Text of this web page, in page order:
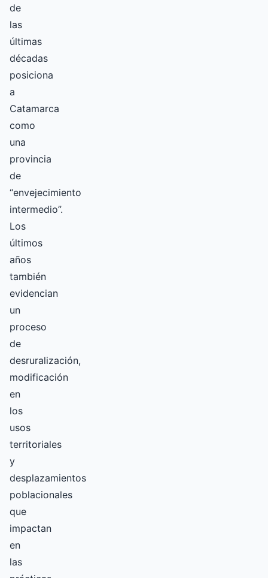
de
las
últimas
décadas
posiciona
a
Catamarca
como
una
provincia
de
“envejecimiento
intermedio”.
Los
últimos
años
también
evidencian
un
proceso
de
desruralización,
modificación
en
los
usos
territoriales
y
desplazamientos
poblacionales
que
impactan
en
las